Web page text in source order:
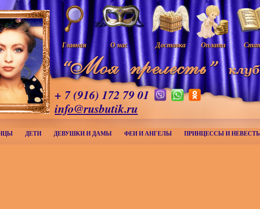
Главная О нас Доставка Оплата
+ 7 (916) 172 79 01
info@rusbutik.ru
ДЕТИ ДЕВУШКИ И ДАМЫ ФЕИ И АНГЕЛЫ ПРИНЦЕССЫ И